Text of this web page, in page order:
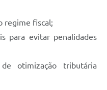
regime fiscal;
para evitar penalidades
otimização tributária